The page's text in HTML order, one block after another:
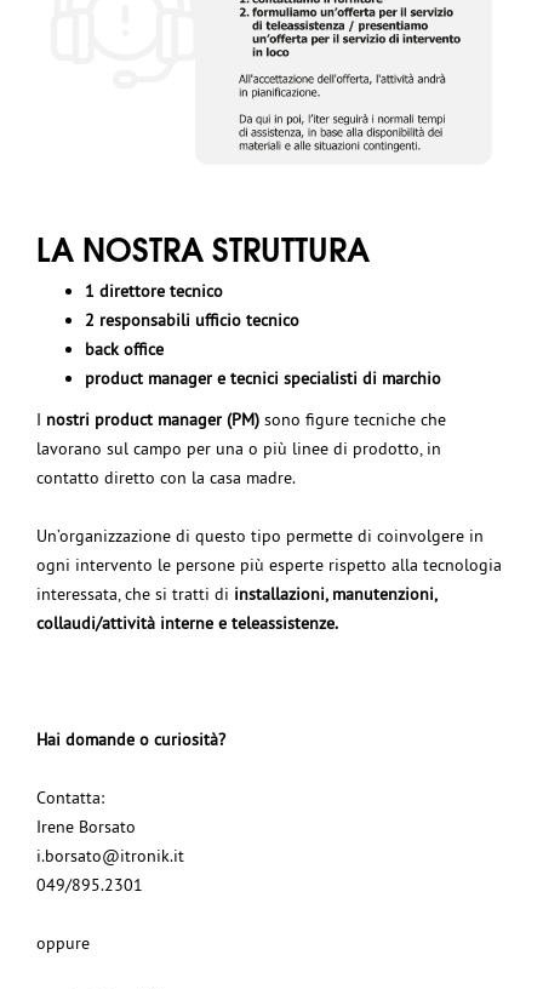
LA NOSTRA STRUTTURA
1 direttore tecnico
2 responsabili ufficio tecnico
back office
product manager e tecnici specialisti di marchio
I nostri product manager (PM) sono figure tecniche che
lavorano sul campo per una o più linee di prodotto, in
contatto diretto con la casa madre.
Un’organizzazione di questo tipo permette di coinvolgere in
ogni intervento le persone più esperte rispetto alla tecnologia
interessata, che si tratti di installazioni, manutenzioni,
collaudi/attività interne e teleassistenze.
Hai domande o curiosità?
Contatta:
Irene Borsato
i.borsato@itronik.it
049/895.2301
oppure